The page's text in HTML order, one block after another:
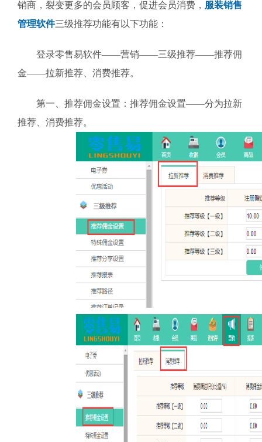
销商，裂变更多的会员顾客，促进会员消费， 服装销售
管理软件三级推荐功能有以下功能：
登录零售易软件——营销——三级推荐——推荐佣
金——拉新推荐、消费推荐。
第一、推荐佣金设置：推荐佣金设置——分为拉新
推荐、消费推荐。